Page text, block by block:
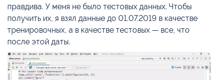
правдива. У меня не было тестовых данных. Чтобы
получить их, я взял данные до 01.07.2019 в качестве
тренировочных, а в качестве тестовых — все, что
после этой даты.